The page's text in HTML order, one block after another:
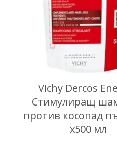
Vichy Dercos
Стимулиращ
против косопад
х500 мл